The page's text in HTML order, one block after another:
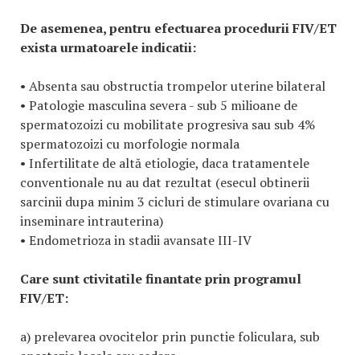
De asemenea, pentru efectuarea procedurii FIV/ET
exista urmatoarele indicatii:
• Absenta sau obstructia trompelor uterine bilateral
• Patologie masculina severa - sub 5 milioane de
spermatozoizi cu mobilitate progresiva sau sub 4%
spermatozoizi cu morfologie normala
• Infertilitate de altă etiologie, daca tratamentele
conventionale nu au dat rezultat (esecul obtinerii
sarcinii dupa minim 3 cicluri de stimulare ovariana cu
inseminare intrauterina)
• Endometrioza in stadii avansate III-IV
Care sunt ctivitatile finantate prin programul
FIV/ET:
a) prelevarea ovocitelor prin punctie foliculara, sub